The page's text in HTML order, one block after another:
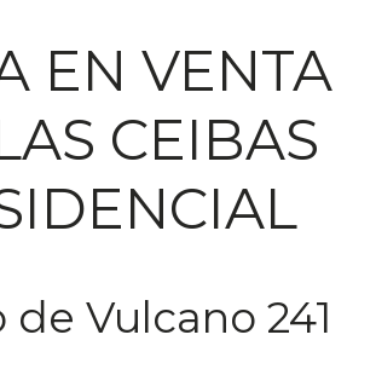
EN VENTA
CEIBAS
de Vulcano 241